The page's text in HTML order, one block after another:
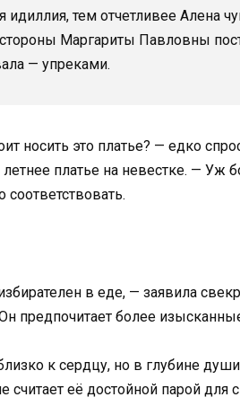
тем отчетливее Алена
Маргариты Павловны
— упреками.
носить это платье? — едко
платье на невестке. — Уж
в еде, — заявила
предпочитает более
к сердцу, но в глубине
её достойной парой для